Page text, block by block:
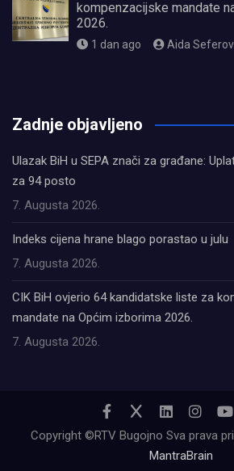
kompenzacijske mandate
2026.
1 dan ago Aida
Zadnje objavljeno
Ulazak BiH u SEPA znači za građane:
za 94 posto
7. Augusta 2026.
Indeks cijena hrane blago porastao u julu
7. Augusta 2026.
CIK BiH ovjerio 64 kandidatske liste za
mandate na Općim izborima 2026.
7. Augusta 2026.
Copyright ©RTV Bugojno Sva prava
MantraBrain